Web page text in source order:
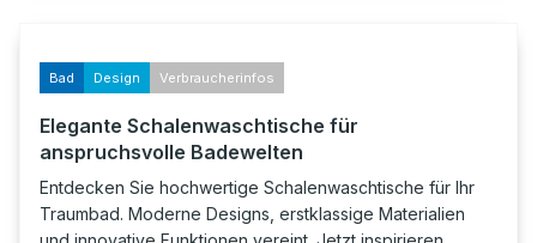
Bad Design Verbraucherinfos
Elegante Schalenwaschtische für
anspruchsvolle Badewelten
Entdecken Sie hochwertige Schalenwaschtische für Ihr
Traumbad. Moderne Designs, erstklassige Materialien